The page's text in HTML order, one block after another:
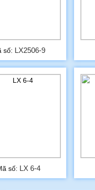
số: LX2506-9
số: LX 6-4